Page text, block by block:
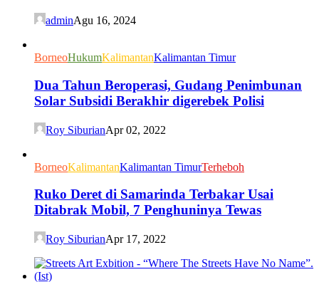
adminAgu 16, 2024
BorneoHukumKalimantanKalimantan Timur
Dua Tahun Beroperasi, Gudang Penimbunan
Solar Subsidi Berakhir digerebek Polisi
Roy SiburianApr 02, 2022
BorneoKalimantanKalimantan TimurTerheboh
Ruko Deret di Samarinda Terbakar Usai
Ditabrak Mobil, 7 Penghuninya Tewas
Roy SiburianApr 17, 2022